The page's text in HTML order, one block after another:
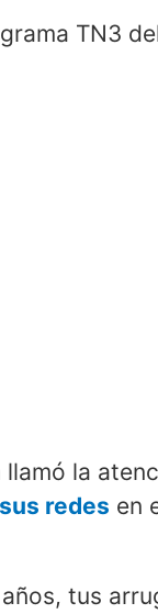
TN3
la
redes en
tus